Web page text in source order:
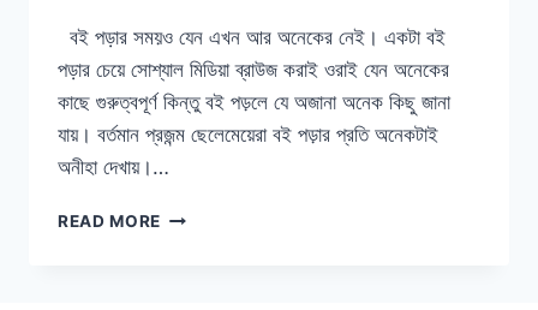
বই পড়ার সময়ও যেন এখন আর অনেকের নেই। একটা বই
পড়ার চেয়ে সোশ্যাল মিডিয়া ব্রাউজ করাই ওরাই যেন অনেকের
কাছে গুরুত্বপূর্ণ কিন্তু বই পড়লে যে অজানা অনেক কিছু জানা
যায়। বর্তমান প্রজন্ম ছেলেমেয়েরা বই পড়ার প্রতি অনেকটাই
অনীহা দেখায়।…
READ MORE